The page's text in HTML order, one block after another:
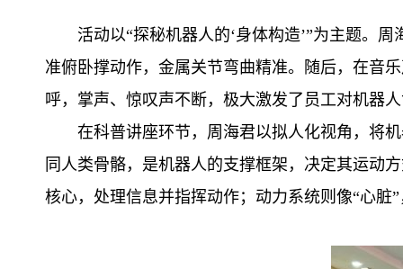
活动以“探秘机器人的‘身体构造’”为主题。
准俯卧撑动作，金属关节弯曲精准。随后，在音
呼，掌声、惊叹声不断，极大激发了员工对机器
在科普讲座环节，周海君以拟人化视角，将
同人类骨骼，是机器人的支撑框架，决定其运动
核心，处理信息并指挥动作；动力系统则像“心